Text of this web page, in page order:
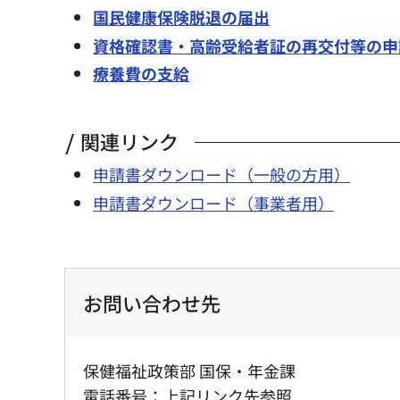
国民健康保険脱退の届出
資格確認書・高齢受給者証の再交付等の
療養費の支給
関連リンク
申請書ダウンロード（一般の方用）
申請書ダウンロード（事業者用）
お問い合わせ先
保健福祉政策部 国保・年金課